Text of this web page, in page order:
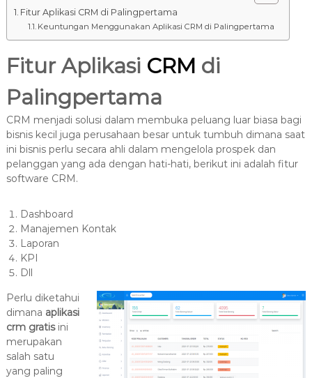
6
4
6
Fitur Aplikasi CRM di Palingpertama
Keuntungan Menggunakan Aplikasi CRM di Palingpertama
Fitur Aplikasi CRM di
Palingpertama
CRM menjadi solusi dalam membuka peluang luar biasa bagi
bisnis kecil juga perusahaan besar untuk tumbuh dimana saat
ini bisnis perlu secara ahli dalam mengelola prospek dan
pelanggan yang ada dengan hati-hati, berikut ini adalah fitur
software CRM.
Dashboard
Manajemen Kontak
Laporan
KPI
Dll
Perlu diketahui
dimana aplikasi
crm gratisini
merupakan
salah satu
yang paling